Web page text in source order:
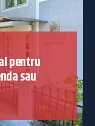
pentru
sau